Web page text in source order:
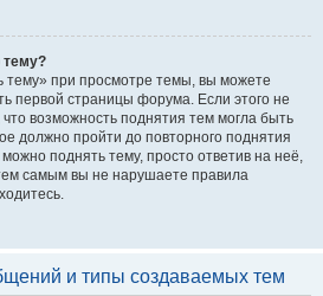
тему?
тему» при просмотре темы, вы можете
первой страницы форума. Если этого не
что возможность поднятия тем могла быть
должно пройти до повторного поднятия
поднять тему, просто ответив на неё,
самым вы не нарушаете правила
и типы создаваемых тем